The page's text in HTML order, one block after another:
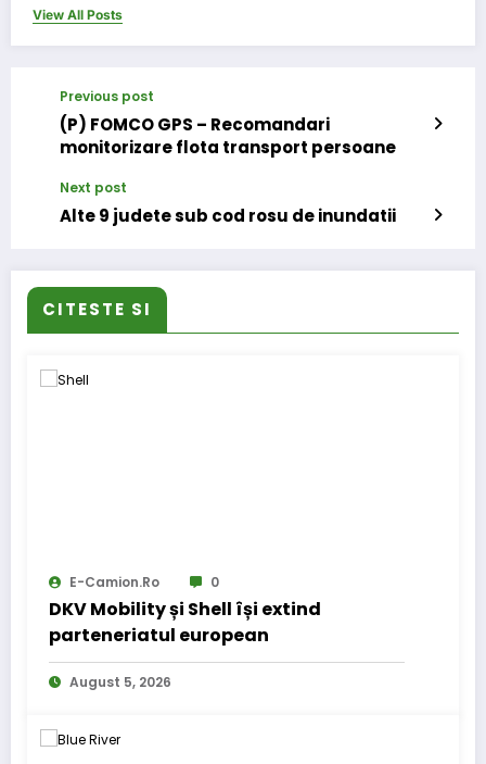
View All Posts
Previous post
(P) FOMCO GPS – Recomandari
monitorizare flota transport persoane
Next post
Alte 9 judete sub cod rosu de inundatii
CITESTE SI
E-Camion.ro 0
DKV Mobility și Shell își extind
parteneriatul european
August 5, 2026